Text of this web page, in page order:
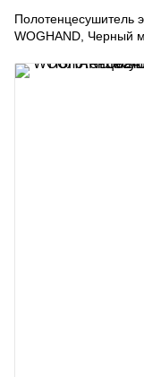
Полотенцесушитель
WOGHAND, Черный